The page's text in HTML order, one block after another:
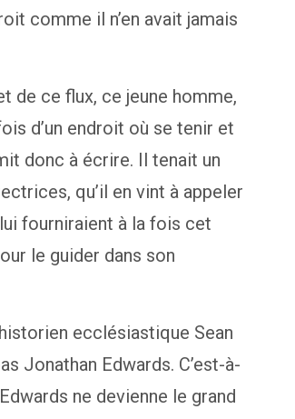
comme il n’en avait jamais
de ce flux, ce jeune homme,
d’un endroit où se tenir et
donc à écrire. Il tenait un
qu’il en vint à appeler
fourniraient à la fois cet
le guider dans son
ecclésiastique Sean
Jonathan Edwards. C’est-à-
ne devienne le grand